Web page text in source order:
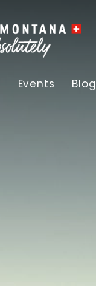
Events Blog